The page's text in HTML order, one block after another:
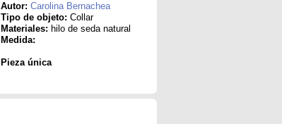
Autor: Carolina Bernachea
Tipo de objeto: Collar
Materiales: hilo de seda natural
Medida:
Pieza única